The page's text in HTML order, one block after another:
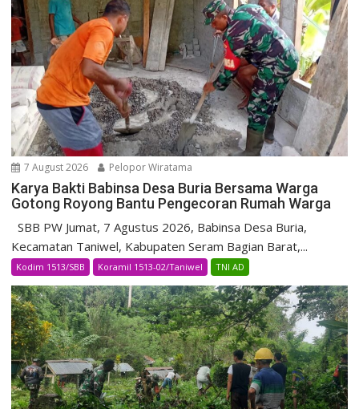
7 August 2026 Pelopor Wiratama
Karya Bakti Babinsa Desa Buria Bersama Warga
Gotong Royong Bantu Pengecoran Rumah Warga
SBB PW Jumat, 7 Agustus 2026, Babinsa Desa Buria,
Kecamatan Taniwel, Kabupaten Seram Bagian Barat,...
Kodim 1513/SBB Koramil 1513-02/Taniwel TNI AD